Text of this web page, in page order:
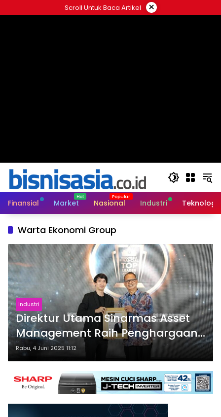
ke
Scroll Untuk Baca Artikel ×
Finansial Market Nasional Industri Teknologi
Warta Ekonomi Group
Industri
Direktur Utama Sinarmas Asset
Management Raih Penghargaan
Indonesia Financial Top Leader
Award 2025
Rabu, 4 Juni 2025 11:12